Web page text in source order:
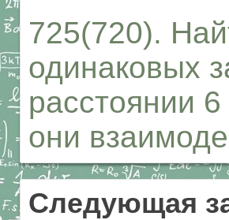
725(720).
одинаковых
расстоянии
они
Следующая